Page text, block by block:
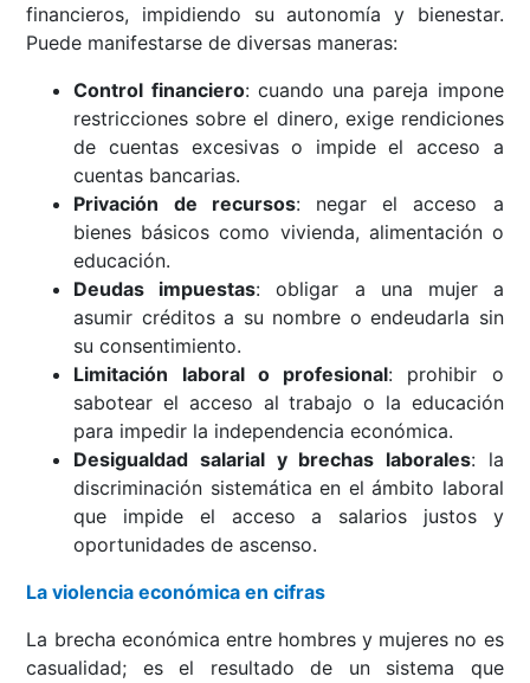
financieros, impidiendo su autonomía y bienestar.
Puede manifestarse de diversas maneras:
Control financiero: cuando una pareja impone
restricciones sobre el dinero, exige rendiciones
de cuentas excesivas o impide el acceso a
cuentas bancarias.
Privación de recursos: negar el acceso a
bienes básicos como vivienda, alimentación o
educación.
Deudas impuestas: obligar a una mujer a
asumir créditos a su nombre o endeudarla sin
su consentimiento.
Limitación laboral o profesional: prohibir o
sabotear el acceso al trabajo o la educación
para impedir la independencia económica.
Desigualdad salarial y brechas laborales: la
discriminación sistemática en el ámbito laboral
que impide el acceso a salarios justos y
oportunidades de ascenso.
La violencia económica en cifras
La brecha económica entre hombres y mujeres no es
casualidad; es el resultado de un sistema que